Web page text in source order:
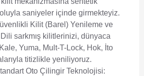
saniyeler içinde girmekteyiz.
Kilit (Barel) Yenileme ve
Dili sarkmış kilitlerinizi, dünyaca
Yuma, Mult-T-Lock, Hok, İto
titizlikle yeniliyoruz.
Oto Çilingir Teknolojisi: